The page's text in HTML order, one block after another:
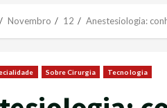
Novembro 12 Anestesiologia:
Sobre Cirurgia Tecnologia